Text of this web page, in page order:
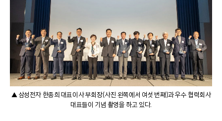
▲ 삼성전자 한종희 대표이사 부회장(사진 왼쪽에서 여섯 번째)과 우수 협력회사
대표들이 기념 촬영을 하고 있다.